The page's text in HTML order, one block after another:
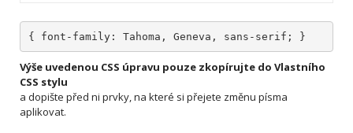
{ font-family: Tahoma, Geneva, sans-serif; }
Výše uvedenou CSS úpravu pouze zkopírujte do Vlastního
CSS stylu
a dopište před ni prvky, na které si přejete změnu písma
aplikovat.